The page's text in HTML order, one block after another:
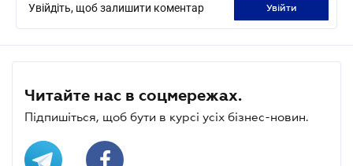
Увійдіть, щоб залишити коментар увійти
Читайте нас в соцмережах.
Підпишіться, щоб бути в курсі усіх бізнес-новин.